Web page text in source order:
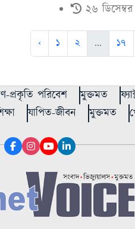
২৬
‹ ১ ২ ... ১৭
প্রকৃতি পরিবেশ মুক্তমত
যাপিত-জীবন মুক্তমত